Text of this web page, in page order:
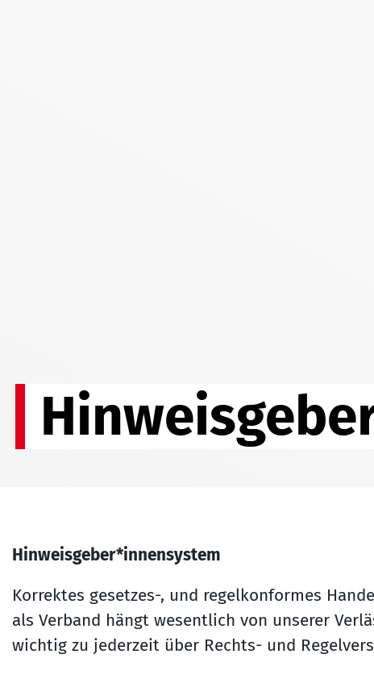
Hinweisgeber*innensystem
Korrektes gesetzes-, und regelkonformes
als Verband hängt wesentlich von unserer
wichtig zu jederzeit über Rechts- und